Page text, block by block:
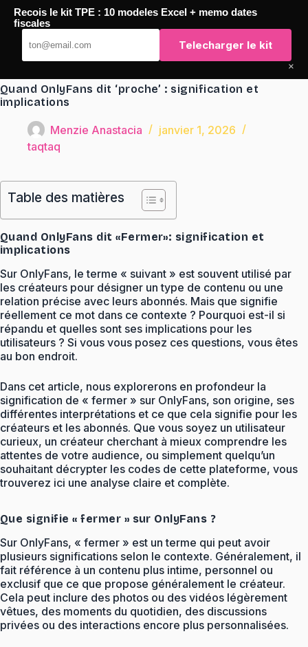
Passer
contenu
TaqTaq
Quand OnlyFans dit ‘proche’ : signification et
implications
Menzie Anastacia
janvier 1, 2026
taqtaq
Table des matières
Quand OnlyFans dit «Fermer»: signification et
implications
Sur OnlyFans, le terme « suivant » est souvent utilisé par
les créateurs pour désigner un type de contenu ou une
relation précise avec leurs abonnés. Mais que signifie
réellement ce mot dans ce contexte ? Pourquoi est-il si
répandu et quelles sont ses implications pour les
utilisateurs ? Si vous vous posez ces questions, vous êtes
au bon endroit.
Dans cet article, nous explorerons en profondeur la
signification de « fermer » sur OnlyFans, son origine, ses
différentes interprétations et ce que cela signifie pour les
créateurs et les abonnés. Que vous soyez un utilisateur
curieux, un créateur cherchant à mieux comprendre les
attentes de votre audience, ou simplement quelqu’un
souhaitant décrypter les codes de cette plateforme, vous
trouverez ici une analyse claire et complète.
Que signifie « fermer » sur OnlyFans ?
Sur OnlyFans, « fermer » est un terme qui peut avoir
plusieurs significations selon le contexte. Généralement, il
fait référence à un contenu plus intime, personnel ou
exclusif que ce que propose généralement le créateur.
Cela peut inclure des photos ou des vidéos légèrement
vêtues, des moments du quotidien, des discussions
privées ou des interactions encore plus personnalisées.
Recois le kit TPE : 10 modeles Excel + memo dates
fiscales
Telecharger le kit
×